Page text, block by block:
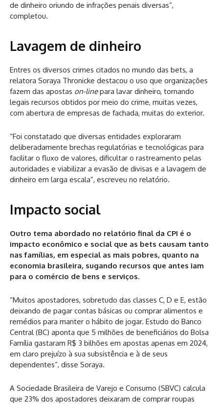
de dinheiro oriundo de infrações penais diversas”,
completou.
Lavagem de dinheiro
Entres os diversos crimes citados no mundo das bets, a
relatora Soraya Thronicke destacou o uso que organizações
fazem das apostas on-linepara lavar dinheiro, tornando
legais recursos obtidos por meio do crime, muitas vezes,
com abertura de empresas de fachada, muitas do exterior.
“Foi constatado que diversas entidades exploraram
deliberadamente brechas regulatórias e tecnológicas para
facilitar o fluxo de valores, dificultar o rastreamento pelas
autoridades e viabilizar a evasão de divisas e a lavagem de
dinheiro em larga escala”, escreveu no relatório.
Impacto social
Outro tema abordado no relatório final da CPI é o
impacto econômico e social que as bets causam tanto
nas famílias, em especial as mais pobres, quanto na
economia brasileira, sugando recursos que antes iam
para o comércio de bens e serviços.
“Muitos apostadores, sobretudo das classes C, D e E, estão
deixando de pagar contas básicas ou comprar alimentos e
remédios para manter o hábito de jogar. Estudo do Banco
Central (BC) aponta que 5 milhões de beneficiários do Bolsa
Família gastaram R$ 3 bilhões em apostas apenas em 2024,
em claro prejuízo à sua subsistência e à de seus
dependentes”, disse Soraya.
A Sociedade Brasileira de Varejo e Consumo (SBVC) calcula
que 23% dos apostadores deixaram de comprar roupas